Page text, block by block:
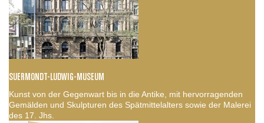
SUERMONDT-LUDWIG-MUSEUM
Kunst von der Gegenwart bis in die Antike, mit hervorragenden
Gemälden und Skulpturen des Spätmittelalters sowie der Malerei
des 17. Jhs.